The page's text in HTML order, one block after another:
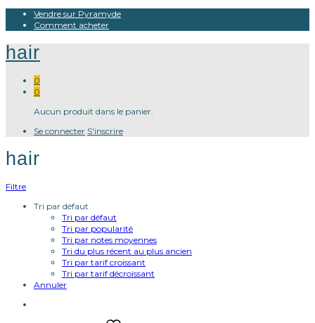
Vendre sur Pyramyde
Comment acheter
hair
0
0
Aucun produit dans le panier.
Se connecter S'inscrire
hair
Filtre
Tri par défaut
Tri par défaut
Tri par popularité
Tri par notes moyennes
Tri du plus récent au plus ancien
Tri par tarif croissant
Tri par tarif décroissant
Annuler